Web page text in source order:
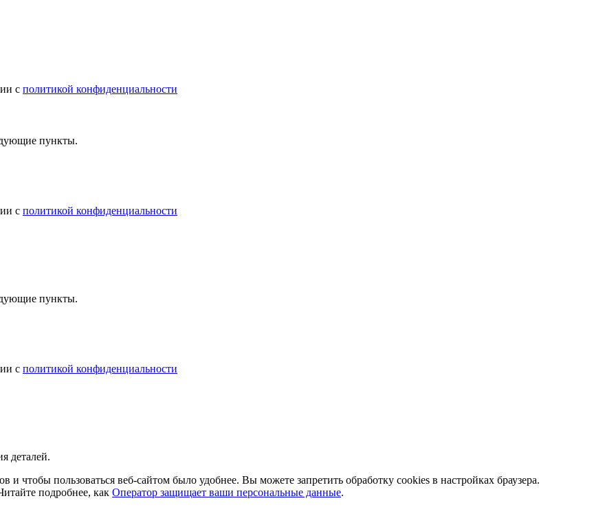
с политикой конфиденциальности
пункты.
с политикой конфиденциальности
пункты.
с политикой конфиденциальности
деталей.
и чтобы пользоваться веб-сайтом было удобнее. Вы можете запретить обработку сookies в настройках браузера.
подробнее, как Оператор защищает ваши персональные данные.